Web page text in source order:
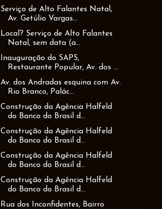
Serviço de Alto Falantes Natal,
Av. Getúlio Vargas...
Local? Serviço de Alto Falantes
Natal, sem data (a...
Inauguração do SAPS,
Restaurante Popular, Av. dos ...
Av. dos Andradas esquina com Av.
Rio Branco, Palác...
Construção da Agência Halfeld
do Banco do Brasil d...
Construção da Agência Halfeld
do Banco do Brasil d...
Construção da Agência Halfeld
do Banco do Brasil d...
Construção da Agência Halfeld
do Banco do Brasil d...
Rua dos Inconfidentes, Bairro